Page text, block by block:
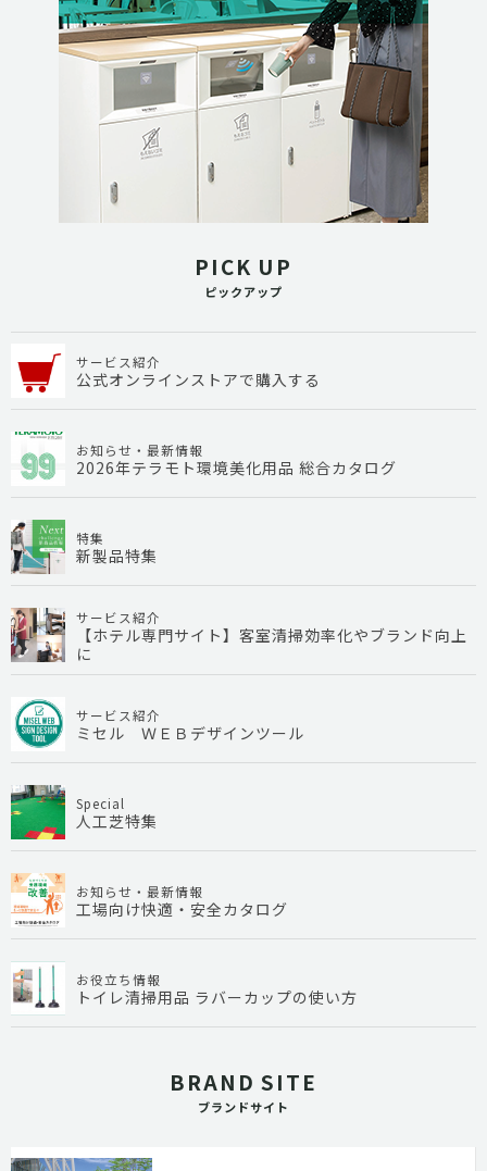
PICK UP
ピックアップ
サービス紹介
公式オンラインストアで購入する
お知らせ・最新情報
2026年テラモト環境美化用品 総合カタログ
特集
新製品特集
サービス紹介
【ホテル専門サイト】客室清掃効率化やブランド向上
に
サービス紹介
ミセル ＷＥＢデザインツール
Special
人工芝特集
お知らせ・最新情報
工場向け快適・安全カタログ
お役立ち情報
トイレ清掃用品 ラバーカップの使い方
BRAND SITE
ブランドサイト